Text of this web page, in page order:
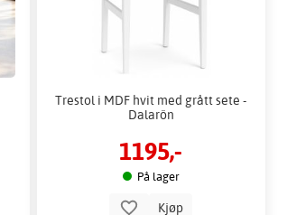
Trestol i MDF hvit med grått sete -
Dalarön
1195,-
På lager
Kjøp